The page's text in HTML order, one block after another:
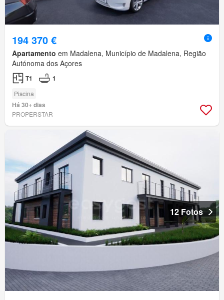
194 370 €
Apartamento em Madalena, Município de Madalena, Região
Autónoma dos Açores
T1 1
Piscina
Há 30+ dias
PROPERSTAR
12 Fotos